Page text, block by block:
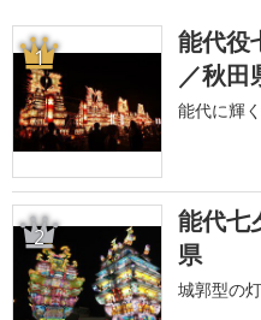
1
能代役
／秋田
能代に輝
2
能代七
県
城郭型の